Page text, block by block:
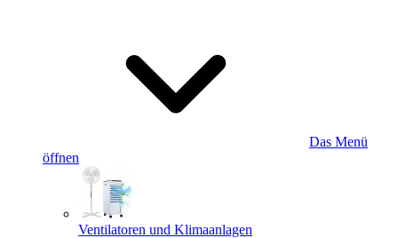
Das Menü
öffnen
Ventilatoren und Klimaanlagen